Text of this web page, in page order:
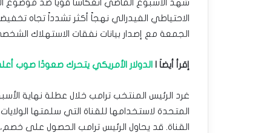
شهد الأسبوع الماضي انعكاساً قوياً ضد موضوع
الاحتياطي الفيدرالي نهجاً أكثر تشدداً تجاه
الجمعة مع إصدار بيانات نفقات الاستهلاك
إقرأ أيضاَ | الدولار الأمريكي يتحرك صعودًا صوب
غرد الرئيس المنتخب ترامب خلال عطلة نهاية
المتحدة لاستخدامها للقناة التي سلمتها
القناة. قد يحاول الرئيس ترامب الحصول على خصم،